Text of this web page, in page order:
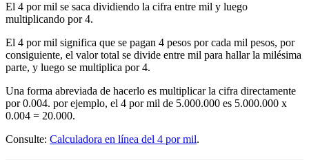
El 4 por mil se saca dividiendo la cifra entre mil y luego
multiplicando por 4.
El 4 por mil significa que se pagan 4 pesos por cada mil pesos, por
consiguiente, el valor total se divide entre mil para hallar la milésima
parte, y luego se multiplica por 4.
Una forma abreviada de hacerlo es multiplicar la cifra directamente
por 0.004. por ejemplo, el 4 por mil de 5.000.000 es 5.000.000 x
0.004 = 20.000.
Consulte: Calculadora en línea del 4 por mil.